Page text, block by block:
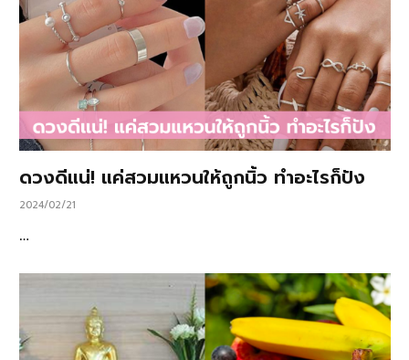
ดวงดีแน่! แค่สวมแหวนให้ถูกนิ้ว ทำอะไรก็ปัง
2024/02/21
…